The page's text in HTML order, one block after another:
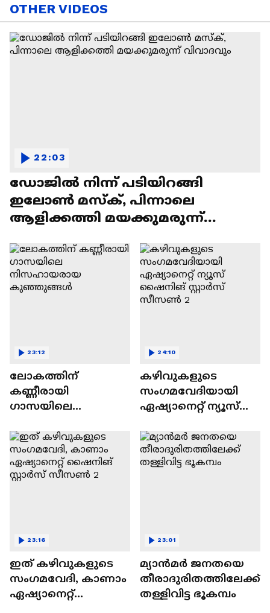
OTHER VIDEOS
ഡോജിൽ നിന്ന് പടിയിറങ്ങി
ഇലോൺ മസ്ക്, പിന്നാലെ
ആളിക്കത്തി മയക്കുമരുന്ന്
22:03
ലോകത്തിന്
കണ്ണീരായി
ഗാസയിലെ
കുഞ്ഞുങ്ങൾ
23:12
കഴിവുകളുടെ
സംഗമവേദിയായി
ഏഷ്യാനെറ്റ് ന്യൂസ്
സീസൺ 2
24:10
ഇത് കഴിവുകളുടെ
സംഗമവേദി, കാണാം
ഏഷ്യാനെറ്റ്
23:16
മ്യാൻമർ ജനതയെ
തീരാദുരിതത്തിലേക്ക്
തള്ളിവിട്ട ഭൂകമ്പം
23:01